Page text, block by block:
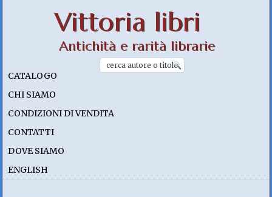
Vittoria libri
Antichità e rarità librarie
CATALOGO
CHI SIAMO
CONDIZIONI DI VENDITA
CONTATTI
DOVE SIAMO
ENGLISH